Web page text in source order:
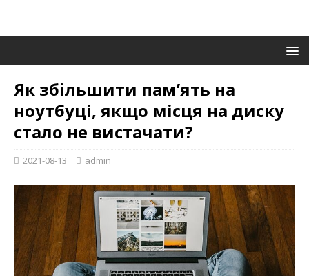
Як збільшити пам’ять на
ноутбуці, якщо місця на диску
стало не вистачати?
2021-08-13 admin